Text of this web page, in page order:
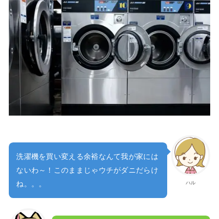
ハル
洗濯機を買い変える余裕なんて我が家には
ないわ～！このままじゃウチがダニだらけ
ね。。。